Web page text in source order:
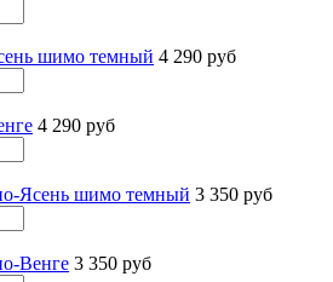
шимо темный 4 290 руб
4 290 руб
Ясень шимо темный 3 350 руб
Венге 3 350 руб